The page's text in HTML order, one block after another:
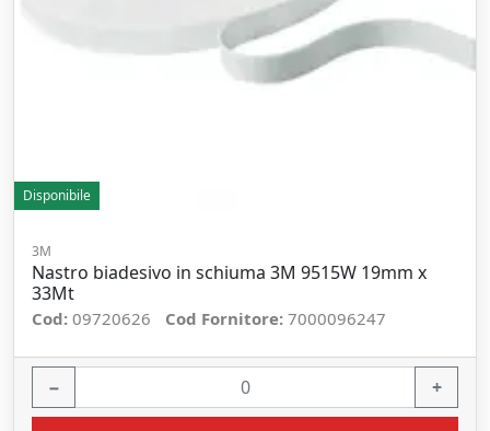
Disponibile
3M
Nastro biadesivo in schiuma 3M 9515W 19mm x
33Mt
Cod: 09720626 Cod Fornitore: 7000096247
− +